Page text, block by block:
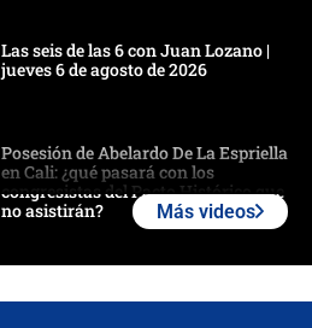
Las seis de las 6 con Juan Lozano |
jueves 6 de agosto de 2026
Posesión de Abelardo De La Espriella
en Cali: ¿qué pasará con los
congresistas del Pacto Histórico que
no asistirán?
crece el pulso por la elección del
Más videos